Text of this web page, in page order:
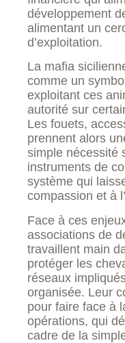
développement
alimentant un
d’exploitation.
La mafia
comme un
exploitant ces
autorité sur
Les fouets,
prennent alors
simple nécessité
instruments de
système qui
compassion et à
Face à ces
associations de
travaillent main
protéger les
réseaux
organisée. Leur
pour faire face à
opérations, qui
cadre de la